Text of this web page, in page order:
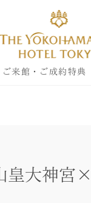
ご来館・ご成約特典
皇大神